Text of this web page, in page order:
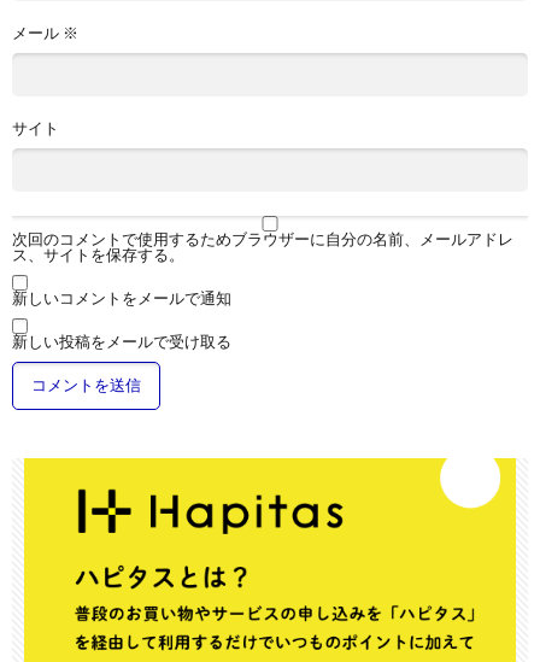
メール ※
サイト
次回のコメントで使用するためブラウザーに自分の名前、メールアドレ
ス、サイトを保存する。
新しいコメントをメールで通知
新しい投稿をメールで受け取る